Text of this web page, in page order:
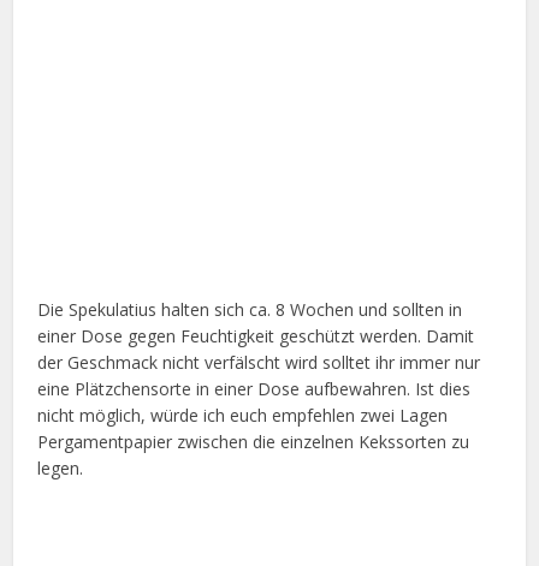
Die Spekulatius halten sich ca. 8 Wochen und sollten in
einer Dose gegen Feuchtigkeit geschützt werden. Damit
der Geschmack nicht verfälscht wird solltet ihr immer nur
eine Plätzchensorte in einer Dose aufbewahren. Ist dies
nicht möglich, würde ich euch empfehlen zwei Lagen
Pergamentpapier zwischen die einzelnen Kekssorten zu
legen.